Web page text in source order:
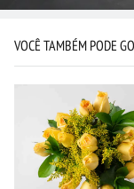
VOCÊ TAMBÉM PODE